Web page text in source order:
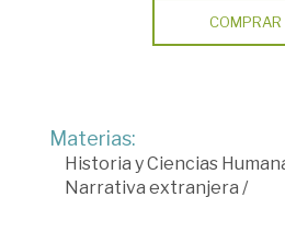
COMPRAR
Materias:
Historia y Ciencias
Narrativa extranjera /